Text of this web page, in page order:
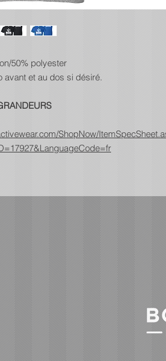
50% polyester
avant et au dos si désiré.
ShopNow/